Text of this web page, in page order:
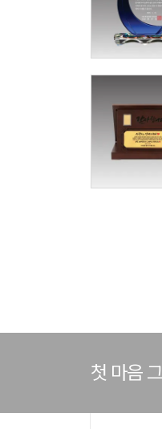
첫 마음